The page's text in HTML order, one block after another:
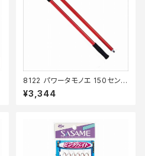
8122 パワータモノエ 150センチ
2ピース
¥3,344